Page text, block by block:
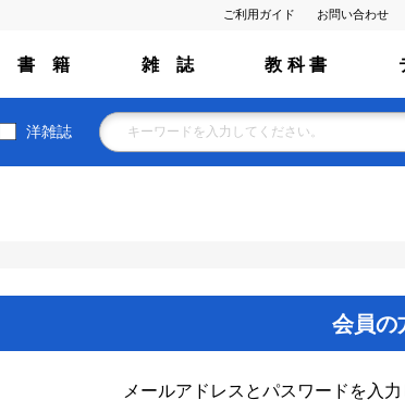
ご利用ガイド お問い合わせ
書 籍 雑 誌 教 科 書
洋雑誌
会員の
メールアドレスとパスワードを入